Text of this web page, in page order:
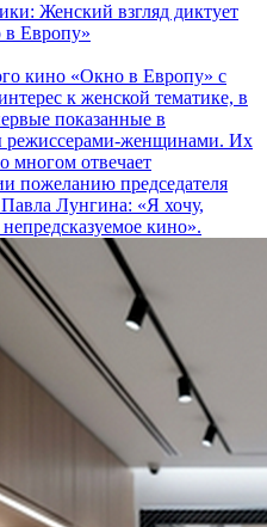
Женский взгляд диктует
в Европу»
кино «Окно в Европу» с
к женской тематике, в
показанные в
режиссерами-женщинами. Их
многом отвечает
пожеланию председателя
Лунгина: «Я хочу,
кино».